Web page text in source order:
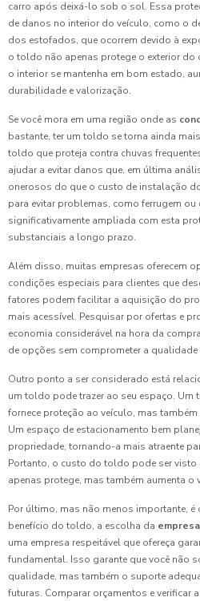
carro após deixá-lo sob o sol. Essa
de danos no interior do veículo, como o
dos estofados, que ocorrem devido à
o toldo não apenas protege o exterior do
o interior se mantenha em bom estado,
durabilidade e valorização.
Se você mora em uma região onde as
bastante, ter um toldo se torna ainda
toldo que proteja contra chuvas
ajudar a evitar danos que, em última
onerosos do que o custo de instalação
para evitar problemas, como ferrugem
significativamente ampliada com esta
substanciais a longo prazo.
Além disso, muitas empresas oferecem
condições especiais para clientes que
fatores podem facilitar a aquisição do
mais acessível. Pesquisar por ofertas e
economia considerável na hora da
de opções sem comprometer a
Outro ponto a ser considerado está
um toldo pode trazer ao seu espaço.
fornece proteção ao veículo, mas
Um espaço de estacionamento bem
propriedade, tornando-a mais atraente
Portanto, o custo do toldo pode ser visto
apenas protege, mas também aumenta
Por último, mas não menos importante,
benefício do toldo, a escolha da empresa
uma empresa respeitável que ofereça
fundamental. Isso garante que você não
qualidade, mas também o suporte
futuras. Comparar orçamentos e verificar